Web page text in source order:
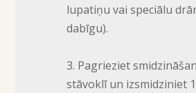
lupatiņu vai speciālu
dabīgu).
3. Pagrieziet
stāvoklī un izsmidziniet